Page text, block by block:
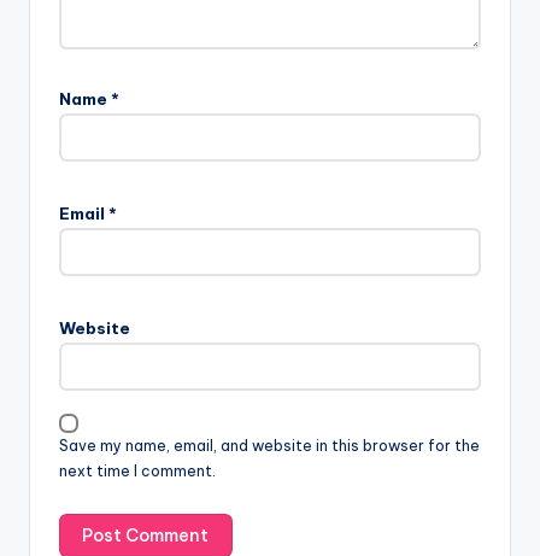
Name *
Email *
Website
Save my name, email, and website in this browser for the
next time I comment.